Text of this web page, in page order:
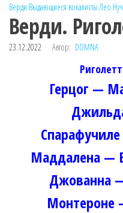
Верди Выдающиеся вокалисты Лео
Верди.
23.12.2022 Автор: DOMNA
Герцог —
Маддалена —
Джованна
Монтероне